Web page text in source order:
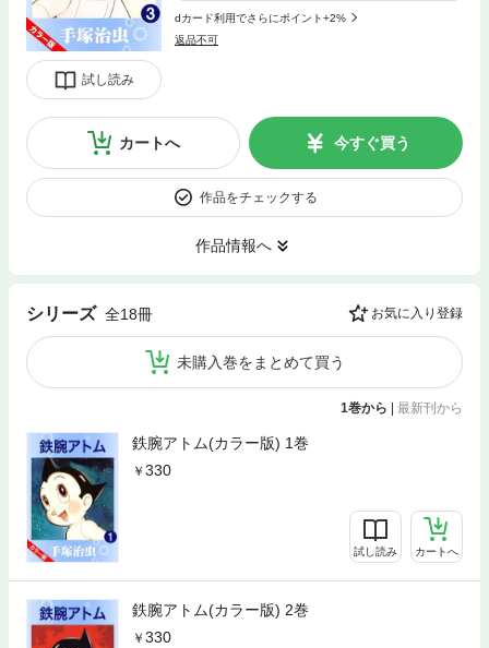
試し読み
dカード利用でさらにポイント+2%
返品不可
カートへ 今すぐ買う
作品をチェックする
作品情報へ
シリーズ 全18冊 お気に入り登録
未購入巻をまとめて買う
1巻から | 最新刊から
鉄腕アトム(カラー版) 1巻
330
試し読み カートへ
鉄腕アトム(カラー版) 2巻
330